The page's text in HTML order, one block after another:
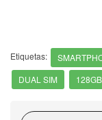
Etiquetas:
DUAL SIM